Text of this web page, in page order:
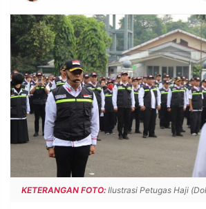
DAERAH NASIONAL
MANCA SPORT
INFORMASI
PRIVACY
POLICY
BERITA
WARGA
INFORMASI
PENGADUAN TERM
KETERANGAN FOTO: Ilustrasi Petugas Haji